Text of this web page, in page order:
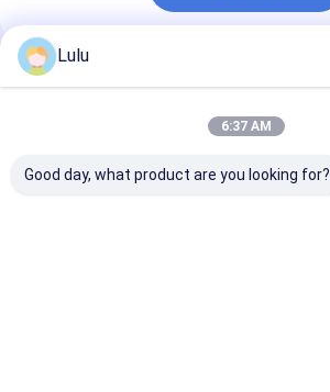
প্রস্তাবিত পণ্য
Lulu
6:37 AM
Good day, what product are you looking for?